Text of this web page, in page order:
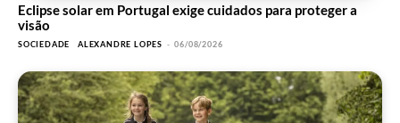
Eclipse solar em Portugal exige cuidados para proteger a
visão
SOCIEDADE ALEXANDRE LOPES - 06/08/2026